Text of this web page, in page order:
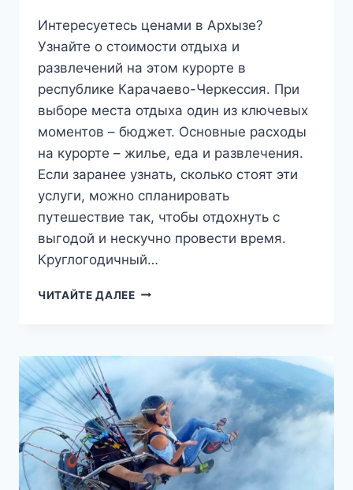
Интересуетесь ценами в Архызе?
Узнайте о стоимости отдыха и
развлечений на этом курорте в
республике Карачаево-Черкессия. При
выборе места отдыха один из ключевых
моментов – бюджет. Основные расходы
на курорте – жилье, еда и развлечения.
Если заранее узнать, сколько стоят эти
услуги, можно спланировать
путешествие так, чтобы отдохнуть с
выгодой и нескучно провести время.
Круглогодичный…
ЧИТАЙТЕ ДАЛЕЕЦЕНЫ
СВОЙ
ЗАРАНЕЕ